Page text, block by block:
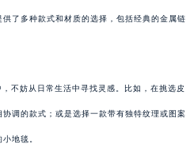
了多种款式和材质的选择，包括经典的金属链
不妨从日常生活中寻找灵感。比如，在挑选皮
调的款式；或是选择一款带有独特纹理或图案
地毯。